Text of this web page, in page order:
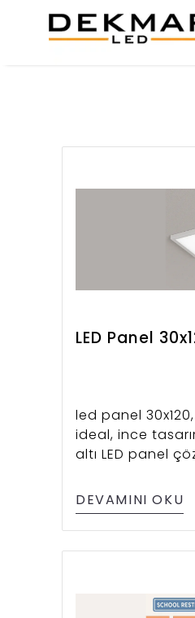
LED Panel
led panel
ideal, ince
altı LED panel
DEVAMINI OKU